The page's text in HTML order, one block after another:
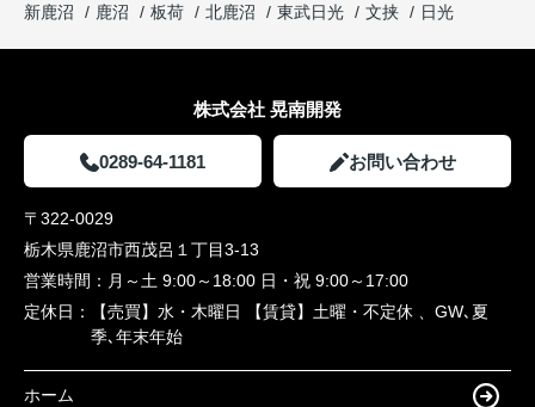
新鹿沼
鹿沼 板荷 北鹿沼 東武日光 文挟 日光
株式会社 晃南開発
0289-64-1181 お問い合わせ
〒322-0029
栃木県鹿沼市西茂呂１丁目3-13
営業時間： 月～土 9:00～18:00 日・祝 9:00～17:00
定休日：
【売買】水・木曜日 【賃貸】土曜・不定休 、GW､夏
季､年末年始
ホーム